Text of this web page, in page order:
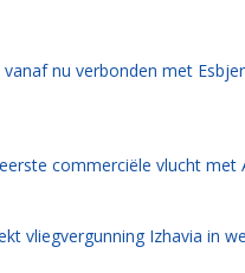
nu verbonden met
commerciële vlucht met
vliegvergunning Izhavia in